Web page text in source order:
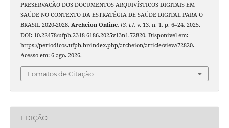
PRESERVAÇÃO DOS DOCUMENTOS ARQUIVÍSTICOS DIGITAIS EM
SAÚDE NO CONTEXTO DA ESTRATÉGIA DE SAÚDE DIGITAL PARA O
BRASIL 2020-2028. Archeion Online, [S. l.], v. 13, n. 1, p. 6–24, 2025.
DOI: 10.22478/ufpb.2318-6186.2025v13n1.72820. Disponível em:
https://periodicos.ufpb.br/index.php/archeion/article/view/72820.
Acesso em: 6 ago. 2026.
Fomatos de Citação
EDIÇÃO